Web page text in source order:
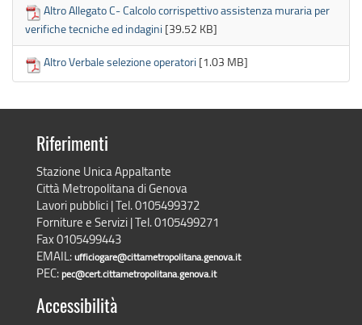
Altro Allegato C- Calcolo corrispettivo assistenza muraria per
verifiche tecniche ed indagini [39.52 KB]
Altro Verbale selezione operatori [1.03 MB]
Riferimenti
Stazione Unica Appaltante
Città Metropolitana di Genova
Lavori pubblici | Tel. 0105499372
Forniture e Servizi | Tel. 0105499271
Fax 0105499443
EMAIL:ufficiogare@cittametropolitana.genova.it
PEC:pec@cert.cittametropolitana.genova.it
Accessibilità